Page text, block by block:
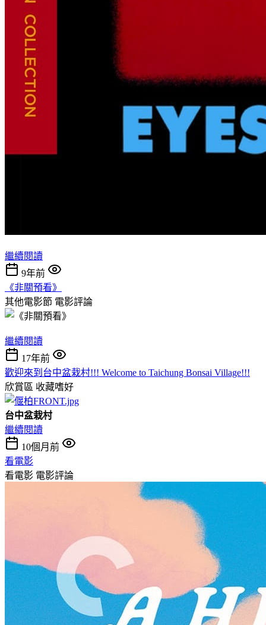
繼續閱讀
9年前
《非關預看》
其他電影節 電影評論
繼續閱讀
17年前
歡迎來到台中盆栽村!!! Welcome to Taichung Bonsai Village!!!
欣賞區 收藏嗜好
台中盆栽村
繼續閱讀
10個月前
看電影
看電影 電影評論